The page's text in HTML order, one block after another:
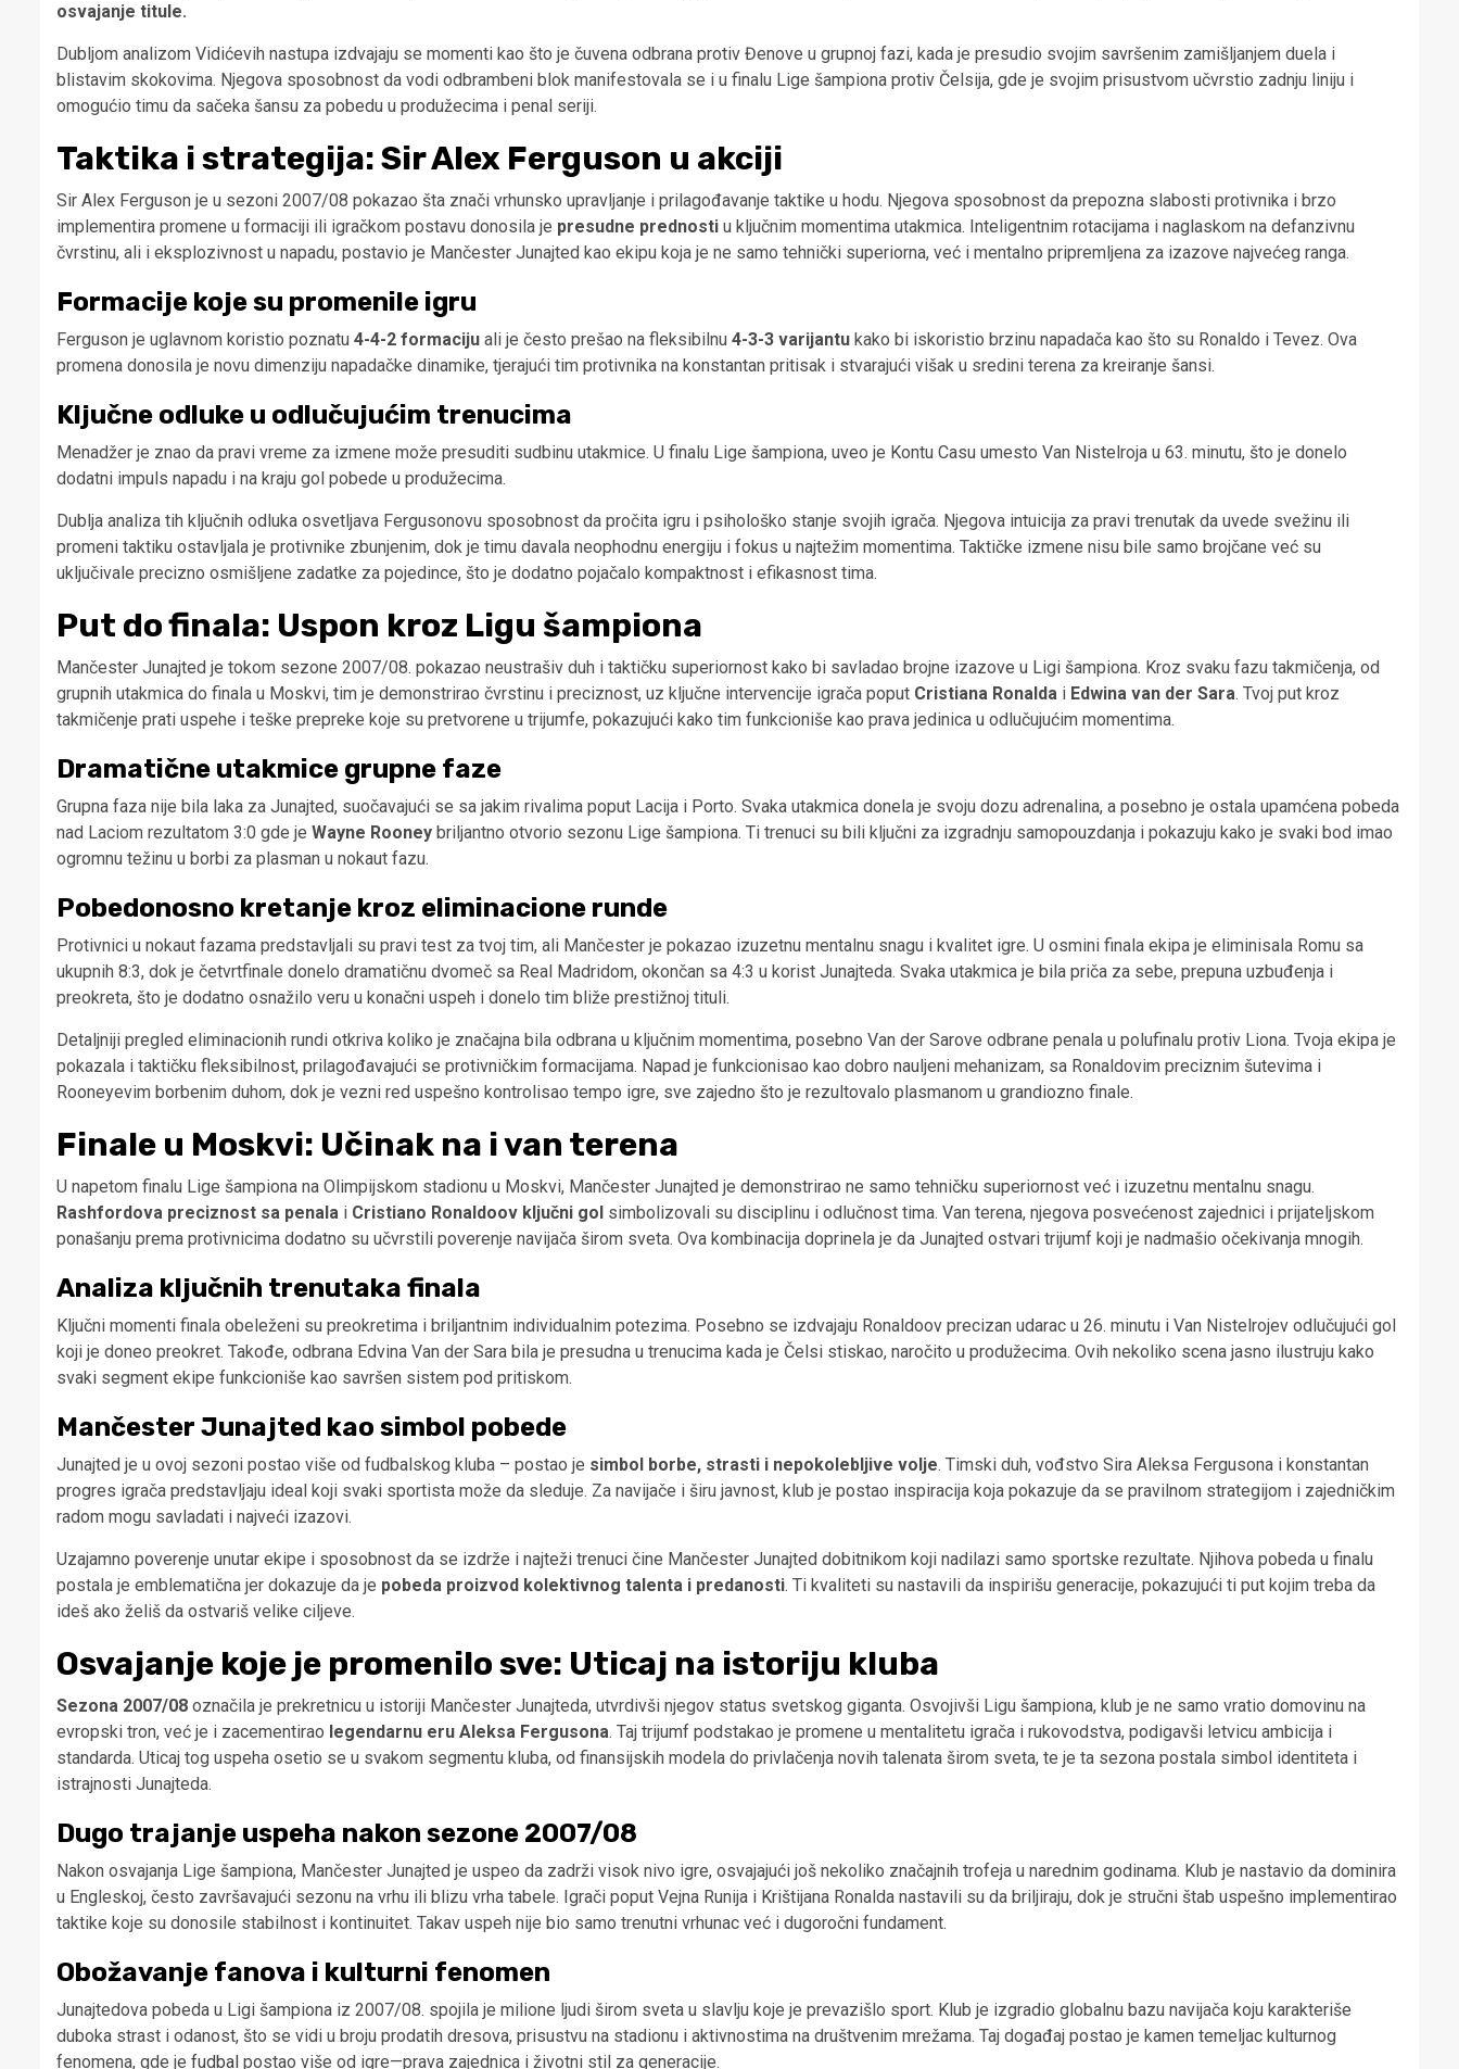
osvajanje titule.
Dubljom analizom Vidićevih nastupa izdvajaju se momenti kao što je čuvena odbrana protiv Đenove u grupnoj fazi, kada je presudio svojim savršenim zamišljanjem duela i
blistavim skokovima. Njegova sposobnost da vodi odbrambeni blok manifestovala se i u finalu Lige šampiona protiv Čelsija, gde je svojim prisustvom učvrstio zadnju liniju i
omogućio timu da sačeka šansu za pobedu u produžecima i penal seriji.
Taktika i strategija: Sir Alex Ferguson u akciji
Sir Alex Ferguson je u sezoni 2007/08 pokazao šta znači vrhunsko upravljanje i prilagođavanje taktike u hodu. Njegova sposobnost da prepozna slabosti protivnika i brzo
implementira promene u formaciji ili igračkom postavu donosila je presudne prednosti u ključnim momentima utakmica. Inteligentnim rotacijama i naglaskom na defanzivnu
čvrstinu, ali i eksplozivnost u napadu, postavio je Mančester Junajted kao ekipu koja je ne samo tehnički superiorna, već i mentalno pripremljena za izazove najvećeg ranga.
Formacije koje su promenile igru
Ferguson je uglavnom koristio poznatu 4-4-2 formaciju ali je često prešao na fleksibilnu 4-3-3 varijantu kako bi iskoristio brzinu napadača kao što su Ronaldo i Tevez. Ova
promena donosila je novu dimenziju napadačke dinamike, tjerajući tim protivnika na konstantan pritisak i stvarajući višak u sredini terena za kreiranje šansi.
Ključne odluke u odlučujućim trenucima
Menadžer je znao da pravi vreme za izmene može presuditi sudbinu utakmice. U finalu Lige šampiona, uveo je Kontu Casu umesto Van Nistelroja u 63. minutu, što je donelo
dodatni impuls napadu i na kraju gol pobede u produžecima.
Dublja analiza tih ključnih odluka osvetljava Fergusonovu sposobnost da pročita igru i psihološko stanje svojih igrača. Njegova intuicija za pravi trenutak da uvede svežinu ili
promeni taktiku ostavljala je protivnike zbunjenim, dok je timu davala neophodnu energiju i fokus u najtežim momentima. Taktičke izmene nisu bile samo brojčane već su
uključivale precizno osmišljene zadatke za pojedince, što je dodatno pojačalo kompaktnost i efikasnost tima.
Put do finala: Uspon kroz Ligu šampiona
Mančester Junajted je tokom sezone 2007/08. pokazao neustrašiv duh i taktičku superiornost kako bi savladao brojne izazove u Ligi šampiona. Kroz svaku fazu takmičenja, od
grupnih utakmica do finala u Moskvi, tim je demonstrirao čvrstinu i preciznost, uz ključne intervencije igrača poput Cristiana Ronalda i Edwina van der Sara. Tvoj put kroz
takmičenje prati uspehe i teške prepreke koje su pretvorene u trijumfe, pokazujući kako tim funkcioniše kao prava jedinica u odlučujućim momentima.
Dramatične utakmice grupne faze
Grupna faza nije bila laka za Junajted, suočavajući se sa jakim rivalima poput Lacija i Porto. Svaka utakmica donela je svoju dozu adrenalina, a posebno je ostala upamćena pobeda
nad Laciom rezultatom 3:0 gde je Wayne Rooney briljantno otvorio sezonu Lige šampiona. Ti trenuci su bili ključni za izgradnju samopouzdanja i pokazuju kako je svaki bod imao
ogromnu težinu u borbi za plasman u nokaut fazu.
Pobedonosno kretanje kroz eliminacione runde
Protivnici u nokaut fazama predstavljali su pravi test za tvoj tim, ali Mančester je pokazao izuzetnu mentalnu snagu i kvalitet igre. U osmini finala ekipa je eliminisala Romu sa
ukupnih 8:3, dok je četvrtfinale donelo dramatičnu dvomeč sa Real Madridom, okončan sa 4:3 u korist Junajteda. Svaka utakmica je bila priča za sebe, prepuna uzbuđenja i
preokreta, što je dodatno osnažilo veru u konačni uspeh i donelo tim bliže prestižnoj tituli.
Detaljniji pregled eliminacionih rundi otkriva koliko je značajna bila odbrana u ključnim momentima, posebno Van der Sarove odbrane penala u polufinalu protiv Liona. Tvoja ekipa je
pokazala i taktičku fleksibilnost, prilagođavajući se protivničkim formacijama. Napad je funkcionisao kao dobro nauljeni mehanizam, sa Ronaldovim preciznim šutevima i
Rooneyevim borbenim duhom, dok je vezni red uspešno kontrolisao tempo igre, sve zajedno što je rezultovalo plasmanom u grandiozno finale.
Finale u Moskvi: Učinak na i van terena
U napetom finalu Lige šampiona na Olimpijskom stadionu u Moskvi, Mančester Junajted je demonstrirao ne samo tehničku superiornost već i izuzetnu mentalnu snagu.
Rashfordova preciznost sa penala i Cristiano Ronaldoov ključni gol simbolizovali su disciplinu i odlučnost tima. Van terena, njegova posvećenost zajednici i prijateljskom
ponašanju prema protivnicima dodatno su učvrstili poverenje navijača širom sveta. Ova kombinacija doprinela je da Junajted ostvari trijumf koji je nadmašio očekivanja mnogih.
Analiza ključnih trenutaka finala
Ključni momenti finala obeleženi su preokretima i briljantnim individualnim potezima. Posebno se izdvajaju Ronaldoov precizan udarac u 26. minutu i Van Nistelrojev odlučujući gol
koji je doneo preokret. Takođe, odbrana Edvina Van der Sara bila je presudna u trenucima kada je Čelsi stiskao, naročito u produžecima. Ovih nekoliko scena jasno ilustruju kako
svaki segment ekipe funkcioniše kao savršen sistem pod pritiskom.
Mančester Junajted kao simbol pobede
Junajted je u ovoj sezoni postao više od fudbalskog kluba – postao je simbol borbe, strasti i nepokolebljive volje. Timski duh, vođstvo Sira Aleksa Fergusona i konstantan
progres igrača predstavljaju ideal koji svaki sportista može da sleduje. Za navijače i širu javnost, klub je postao inspiracija koja pokazuje da se pravilnom strategijom i zajedničkim
radom mogu savladati i najveći izazovi.
Uzajamno poverenje unutar ekipe i sposobnost da se izdrže i najteži trenuci čine Mančester Junajted dobitnikom koji nadilazi samo sportske rezultate. Njihova pobeda u finalu
postala je emblematična jer dokazuje da je pobeda proizvod kolektivnog talenta i predanosti. Ti kvaliteti su nastavili da inspirišu generacije, pokazujući ti put kojim treba da
ideš ako želiš da ostvariš velike ciljeve.
Osvajanje koje je promenilo sve: Uticaj na istoriju kluba
Sezona 2007/08 označila je prekretnicu u istoriji Mančester Junajteda, utvrdivši njegov status svetskog giganta. Osvojivši Ligu šampiona, klub je ne samo vratio domovinu na
evropski tron, već je i zacementirao legendarnu eru Aleksa Fergusona. Taj trijumf podstakao je promene u mentalitetu igrača i rukovodstva, podigavši letvicu ambicija i
standarda. Uticaj tog uspeha osetio se u svakom segmentu kluba, od finansijskih modela do privlačenja novih talenata širom sveta, te je ta sezona postala simbol identiteta i
istrajnosti Junajteda.
Dugo trajanje uspeha nakon sezone 2007/08
Nakon osvajanja Lige šampiona, Mančester Junajted je uspeo da zadrži visok nivo igre, osvajajući još nekoliko značajnih trofeja u narednim godinama. Klub je nastavio da dominira
u Engleskoj, često završavajući sezonu na vrhu ili blizu vrha tabele. Igrači poput Vejna Runija i Krištijana Ronalda nastavili su da briljiraju, dok je stručni štab uspešno implementirao
taktike koje su donosile stabilnost i kontinuitet. Takav uspeh nije bio samo trenutni vrhunac već i dugoročni fundament.
Obožavanje fanova i kulturni fenomen
Junajtedova pobeda u Ligi šampiona iz 2007/08. spojila je milione ljudi širom sveta u slavlju koje je prevazišlo sport. Klub je izgradio globalnu bazu navijača koju karakteriše
duboka strast i odanost, što se vidi u broju prodatih dresova, prisustvu na stadionu i aktivnostima na društvenim mrežama. Taj događaj postao je kamen temeljac kulturnog
fenomena, gde je fudbal postao više od igre—prava zajednica i životni stil za generacije.